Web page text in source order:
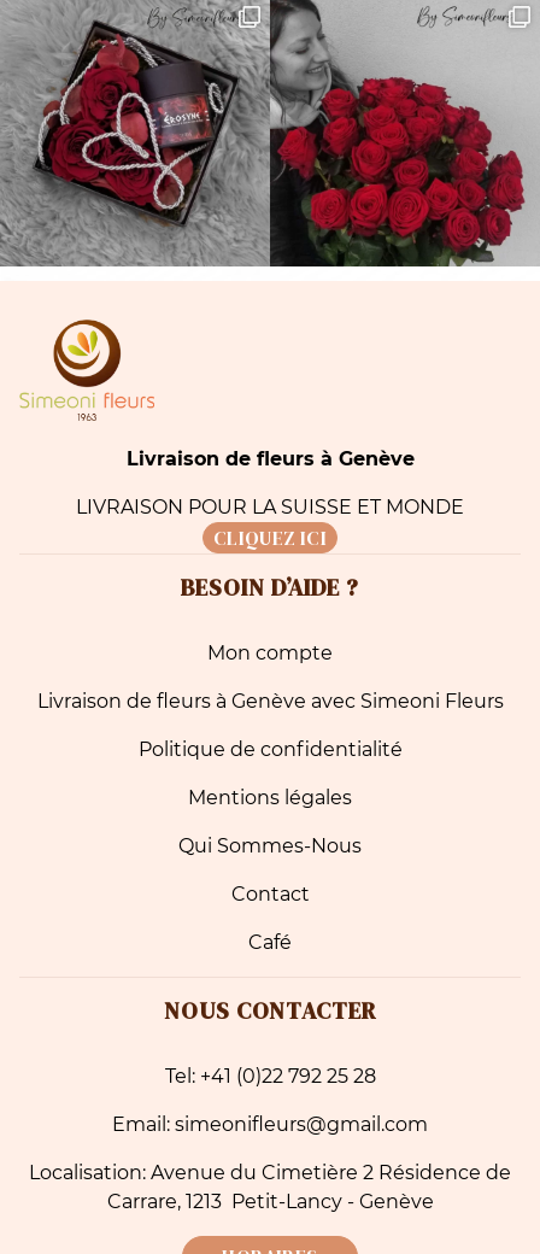
Livraison de fleurs à Genève
LIVRAISON POUR LA SUISSE ET MONDE
CLIQUEZ ICI
BESOIN D’AIDE ?
Mon compte
Livraison de fleurs à Genève avec Simeoni Fleurs
Politique de confidentialité
Mentions légales
Qui Sommes-Nous
Contact
Café
NOUS CONTACTER
Tel: +41 (0)22 792 25 28
Email: simeonifleurs@gmail.com
Localisation: Avenue du Cimetière 2 Résidence de
Carrare, 1213 Petit-Lancy - Genève